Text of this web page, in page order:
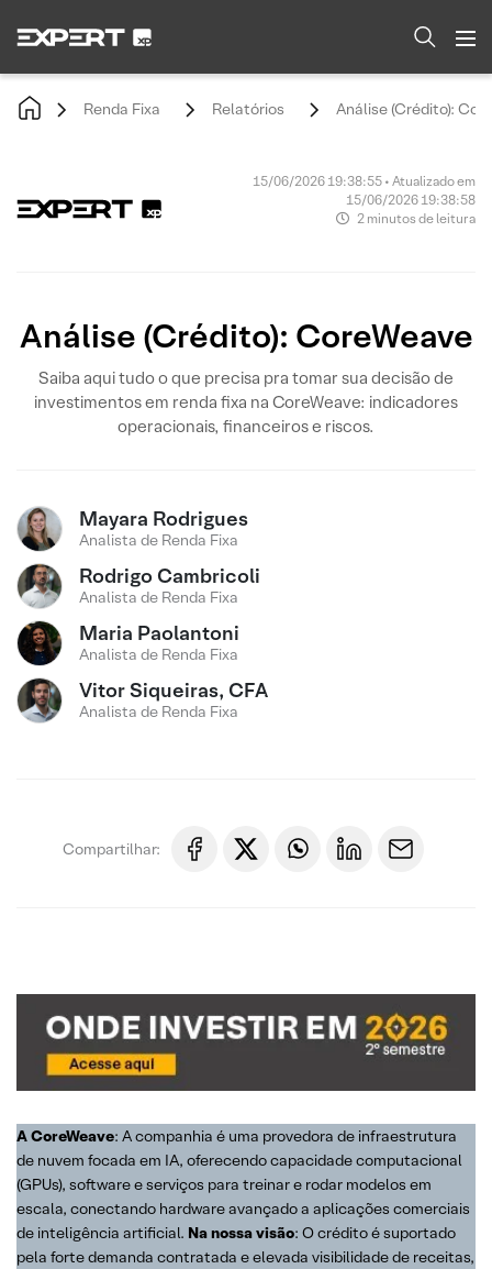
Renda Fixa Relatórios Análise (Crédito):
15/06/2026 19:38:55 • Atualizado em
15/06/2026 19:38:58
2 minutos de leitura
Análise (Crédito): CoreWeave
Saiba aqui tudo o que precisa pra tomar sua decisão de
investimentos em renda fixa na CoreWeave: indicadores
operacionais, financeiros e riscos.
Mayara Rodrigues
Analista de Renda Fixa
Rodrigo Cambricoli
Analista de Renda Fixa
Maria Paolantoni
Analista de Renda Fixa
Vitor Siqueiras, CFA
Analista de Renda Fixa
Compartilhar:
A CoreWeave: A companhia é uma provedora de infraestrutura
de nuvem focada em IA, oferecendo capacidade computacional
(GPUs), software e serviços para treinar e rodar modelos em
escala, conectando hardware avançado a aplicações comerciais
de inteligência artificial. Na nossa visão: O crédito é suportado
pela forte demanda contratada e elevada visibilidade de receitas,